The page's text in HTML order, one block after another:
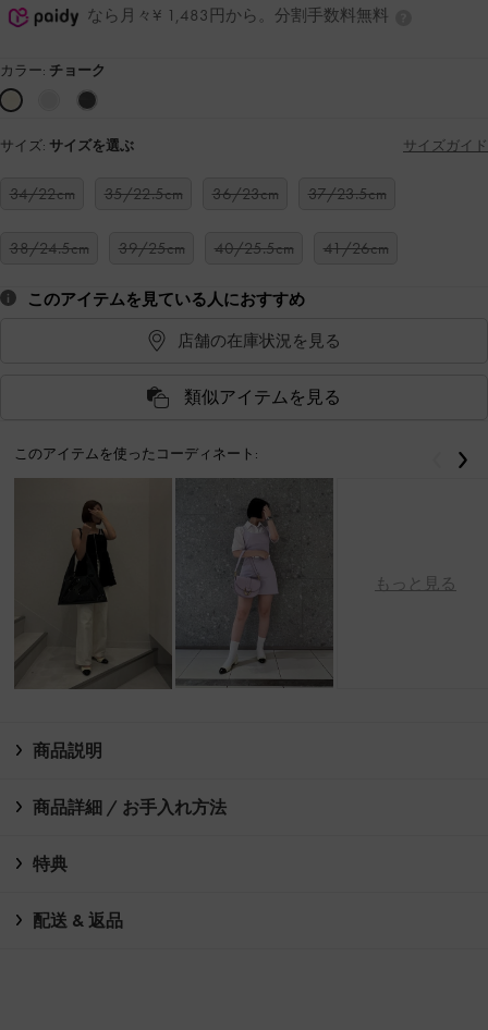
なら月々¥ 1,483円から。分割手数料無料
カラー: チョーク
サイズ: サイズを選ぶ サイズガイド
34/22cm 35/22.5cm 36/23cm 37/23.5cm
38/24.5cm 39/25cm 40/25.5cm 41/26cm
このアイテムを見ている人におすすめ
店舗の在庫状況を見る
類似アイテムを見る
このアイテムを使ったコーディネート:
もっと見る
戻る
商品説明
商品詳細 / お手入れ方法
特典
配送 & 返品